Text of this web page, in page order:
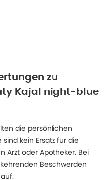
zu
Kajal night-blue
die persönlichen
kein Ersatz für die
Arzt oder Apotheker. Bei
Beschwerden